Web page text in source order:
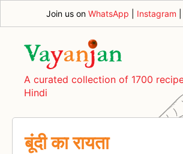
Join us on WhatsApp Instagram
A curated collection of 1700
Hindi
बूंदी का रायता